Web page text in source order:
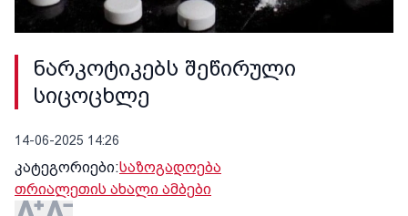
ნარკოტიკებს შეწირული
სიცოცხლე
14-06-2025 14:26
კატეგორიები:საზოგადოება
თრიალეთის ახალი ამბები